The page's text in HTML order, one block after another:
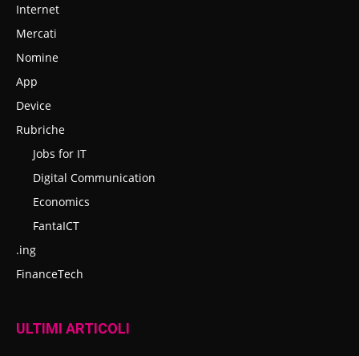
Internet
Mercati
Nomine
App
Device
Rubriche
Jobs for IT
Digital Communication
Economics
FantaICT
.ing
FinanceTech
ULTIMI ARTICOLI